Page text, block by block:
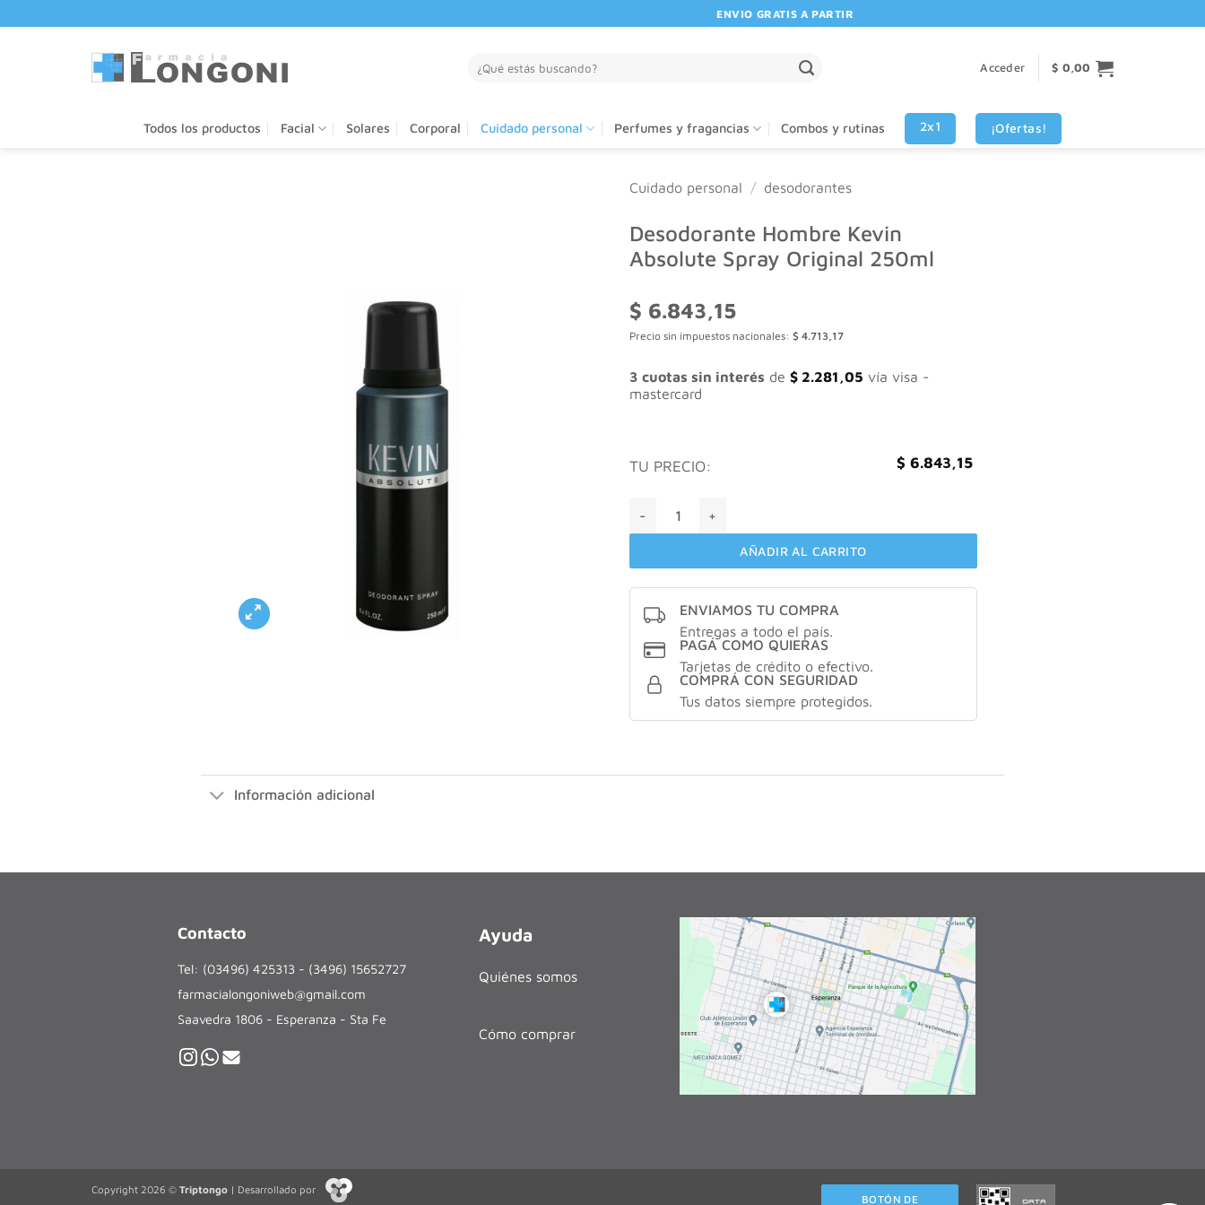
al
ENVIO GRATIS A PARTIR DE $80.000! 🚚 | 💳 3 CUOTAS SIN INTERES VISA - MASTERCARD
por:
Acceder $ 0,00
Todos los productos Facial Solares Corporal Cuidado personal Perfumes y fragancias Combos y rutinas 2x1 ¡Ofertas!
Cuidado personal / desodorantes
Desodorante Hombre Kevin
Absolute Spray Original 250ml
$ 6.843,15
Precio sin impuestos nacionales: $ 4.713,17
3 cuotas sin interés de $ 2.281,05 vía visa -
mastercard
TU PRECIO: $ 6.843,15
AÑADIR AL CARRITO
ENVIAMOS TU COMPRA
Entregas a todo el país.
PAGÁ COMO QUIERAS
Tarjetas de crédito o efectivo.
COMPRÁ CON SEGURIDAD
Tus datos siempre protegidos.
Información adicional
Contacto
Tel: (03496) 425313 - (3496) 15652727
farmacialongoniweb@gmail.com
Saavedra 1806 - Esperanza - Sta Fe
Ayuda
Quiénes somos
Cómo comprar
BOTÓN DE
Copyright 2026 © Triptongo | Desarrollado por